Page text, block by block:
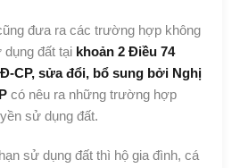
đưa ra các trường hợp không
dụng đất tại khoản 2 Điều 74
CP, sửa đổi, bổ sung bởi Nghị
có nêu ra những trường hợp
sử dụng đất.
sử dụng đất thì hộ gia đình, cá